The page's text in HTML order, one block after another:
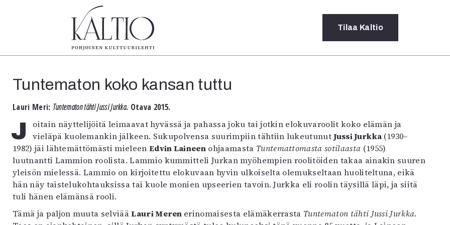
Tanssi
Tanssi
Sarjakuva
Sámegillii
Oulu2026
Näyttelyt
Musiikki
Levyt
4/2026
1/2026
6/2025
5/2025 saame
5/2025
Lehtiarkisto
Tilaus ja
Toimitus
Mediatiedot
Kaltio ry
Tilaa Kaltio
Tuntematon koko kansan tuttu
Lauri Meri: Tuntematon tähti Jussi Jurkka. Otava 2015.
Joitain näyttelijöitä leimaavat hyvässä ja pahassa joku tai jotkin elokuvaroolit koko elämän ja vieläpä kuolemankin jälkeen. Sukupolvensa suurimpiin tähtiin lukeutunutJussi Jurkka (1930–
1982) jäi lähtemättömästi mieleen Edvin Laineen ohjaamasta Tuntemattomasta sotilaasta (1955)
luutnantti Lammion roolista. Lammio kummitteli Jurkan myöhempien roolitöiden takaa ainakin suuren
yleisön mielessä. Lammio on kirjoitettu elokuvaan hyvin ulkoiselta olemukseltaan huoliteltuna, eikä
hän näy taistelukohtauksissa tai kuole monien upseerien tavoin. Jurkka eli roolin täysillä läpi, ja siitä
tuli hänen elämänsä rooli.
Tämä ja paljon muuta selviääLauri Meren erinomaisesta elämäkerrasta Tuntematon tähti Jussi Jurkka.